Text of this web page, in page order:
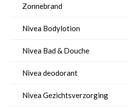
Zonnebrand
Nivea Bodylotion
Nivea Bad & Douche
Nivea deodorant
Nivea Gezichtsverzorging